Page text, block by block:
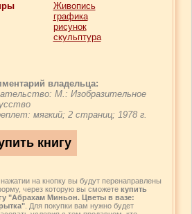
Живопись
графика
рисунок
скульптура
владельца:
М.: Изобразительное
мягкий; 2 страниц; 1978 г.
на кнопку вы будут перенаправлены
через которую вы сможете купить
"Абрахам Миньон. Цветы в вазе:
. Для покупки вам нужно будет